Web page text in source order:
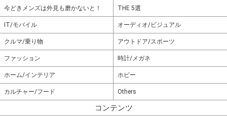
今どきメンズは外見も磨かないと！ THE 5選
IT/モバイル オーディオ/ビジュアル
クルマ/乗り物 アウトドア/スポーツ
ファッション 時計/メガネ
ホーム/インテリア ホビー
カルチャー/フード Others
コンテンツ